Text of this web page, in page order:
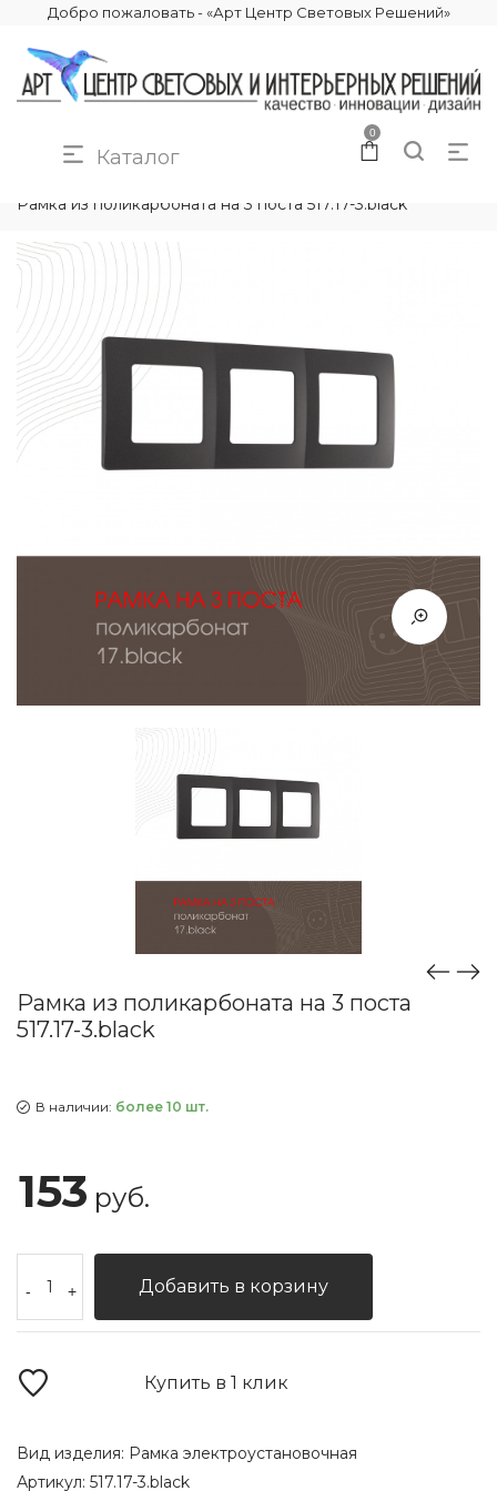
Добро пожаловать - «Арт Центр Световых Решений»
Каталог
0
Рамка из поликарбоната на 3 поста 517.17-3.black
Рамка из поликарбоната на 3 поста
517.17-3.black
В наличии: более 10 шт.
153 руб.
- + Добавить в корзину
Купить в 1 клик
Вид изделия: Рамка электроустановочная
Артикул: 517.17-3.black